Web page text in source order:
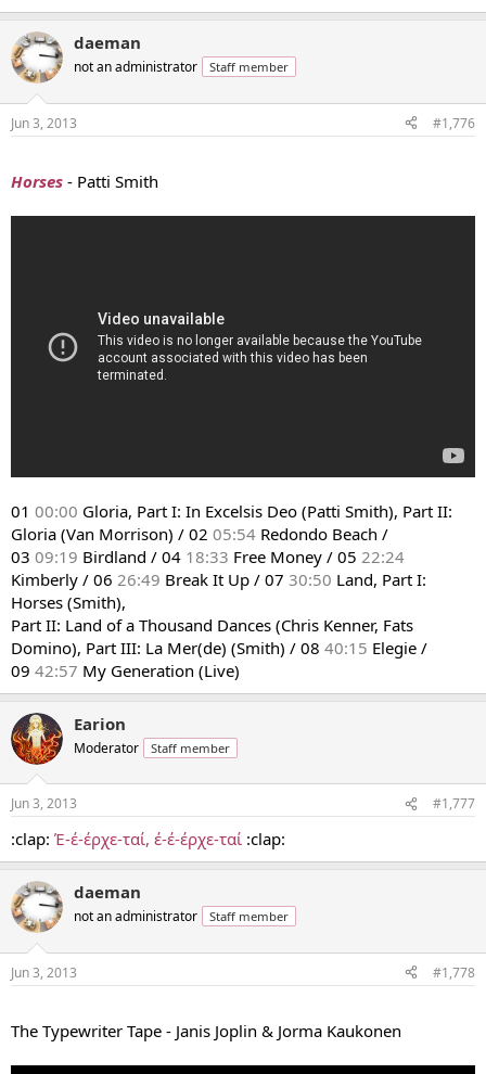
daeman
not an administrator Staff member
Jun 3, 2013 #1,776
Horses - Patti Smith
01 00:00 Gloria, Part I: In Excelsis Deo (Patti Smith), Part II:
Gloria (Van Morrison) / 02 05:54 Redondo Beach /
03 09:19 Birdland / 04 18:33 Free Money / 05 22:24
Kimberly / 06 26:49 Break It Up / 07 30:50 Land, Part I:
Horses (Smith),
Part II: Land of a Thousand Dances (Chris Kenner, Fats
Domino), Part III: La Mer(de) (Smith) / 08 40:15 Elegie /
09 42:57 My Generation (Live)
Earion
Moderator Staff member
Jun 3, 2013 #1,777
:clap: Έ-έ-έρχε-ταί, έ-έ-έρχε-ταί :clap:
daeman
not an administrator Staff member
Jun 3, 2013 #1,778
The Typewriter Tape - Janis Joplin & Jorma Kaukonen